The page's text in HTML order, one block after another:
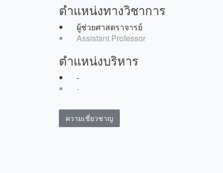
ตำแหน่งทางวิชาการ
ผู้ช่วยศาสตราจารย์
Assistant Professor
ตำแหน่งบริหาร
-
-
ความเชี่ยวชาญ